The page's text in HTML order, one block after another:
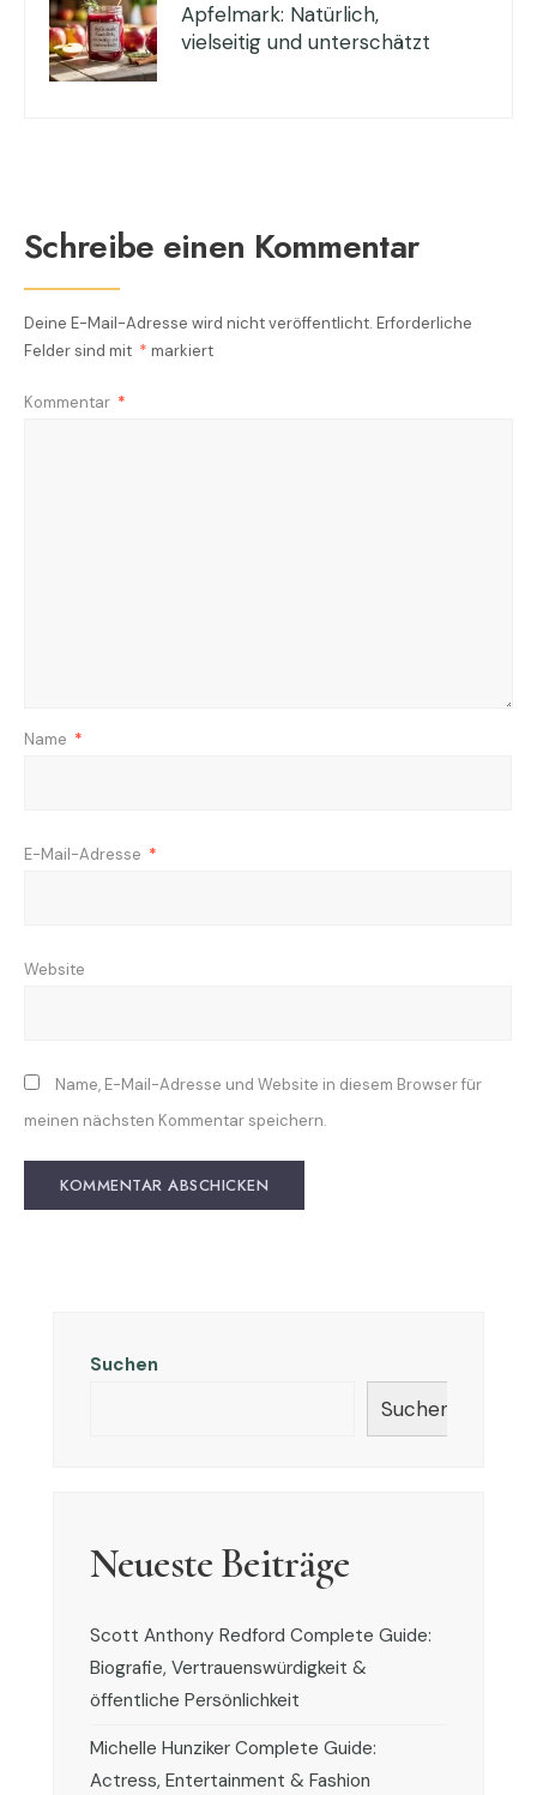
Apfelmark: Natürlich,
vielseitig und unterschätzt
Schreibe einen Kommentar
Deine E-Mail-Adresse wird nicht veröffentlicht. Erforderliche
Felder sind mit * markiert
Kommentar *
Name *
E-Mail-Adresse *
Website
Name, E-Mail-Adresse und Website in diesem Browser für
meinen nächsten Kommentar speichern.
Suchen
Suchen
Neueste Beiträge
Scott Anthony Redford Complete Guide:
Biografie, Vertrauenswürdigkeit &
öffentliche Persönlichkeit
Michelle Hunziker Complete Guide:
Actress, Entertainment & Fashion